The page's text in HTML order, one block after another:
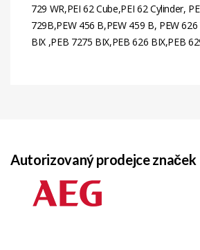
729 WR,PEI 62 Cube,PEI 62 Cylinder,
729B,PEW 456 B,PEW 459 B, PEW
BIX ,PEB 7275 BIX,PEB 626 BIX,PEB
Autorizovaný prodejce značek